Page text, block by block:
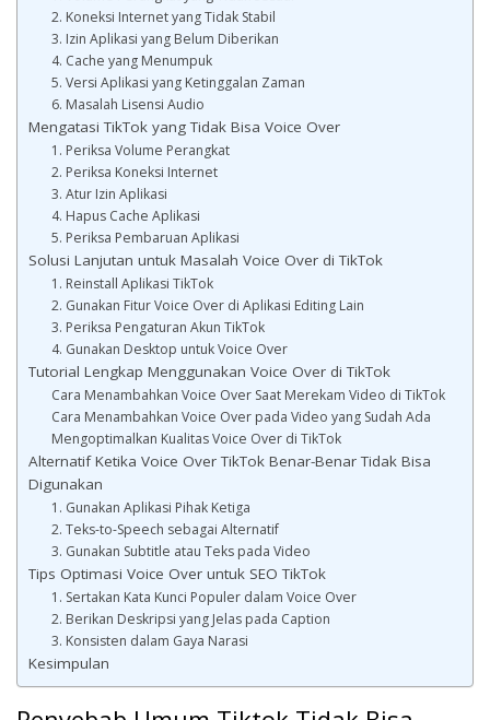
2. Koneksi Internet yang Tidak Stabil
3. Izin Aplikasi yang Belum Diberikan
4. Cache yang Menumpuk
5. Versi Aplikasi yang Ketinggalan Zaman
6. Masalah Lisensi Audio
Mengatasi TikTok yang Tidak Bisa Voice Over
1. Periksa Volume Perangkat
2. Periksa Koneksi Internet
3. Atur Izin Aplikasi
4. Hapus Cache Aplikasi
5. Periksa Pembaruan Aplikasi
Solusi Lanjutan untuk Masalah Voice Over di TikTok
1. Reinstall Aplikasi TikTok
2. Gunakan Fitur Voice Over di Aplikasi Editing Lain
3. Periksa Pengaturan Akun TikTok
4. Gunakan Desktop untuk Voice Over
Tutorial Lengkap Menggunakan Voice Over di TikTok
Cara Menambahkan Voice Over Saat Merekam Video di TikTok
Cara Menambahkan Voice Over pada Video yang Sudah Ada
Mengoptimalkan Kualitas Voice Over di TikTok
Alternatif Ketika Voice Over TikTok Benar-Benar Tidak Bisa
Digunakan
1. Gunakan Aplikasi Pihak Ketiga
2. Teks-to-Speech sebagai Alternatif
3. Gunakan Subtitle atau Teks pada Video
Tips Optimasi Voice Over untuk SEO TikTok
1. Sertakan Kata Kunci Populer dalam Voice Over
2. Berikan Deskripsi yang Jelas pada Caption
3. Konsisten dalam Gaya Narasi
Kesimpulan